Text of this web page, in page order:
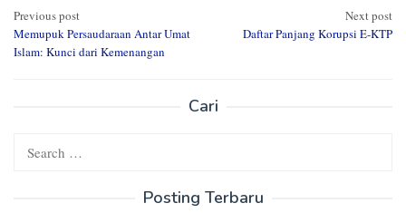
Post
navigation
Previous post
Memupuk Persaudaraan Antar Umat
Islam: Kunci dari Kemenangan
Next post
Daftar Panjang Korupsi E-KTP
Cari
Posting Terbaru